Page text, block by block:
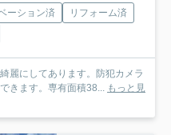
ーション済
リフォーム済
麗にしてあります。防犯カメラ
きます。専有面積38... もっと見